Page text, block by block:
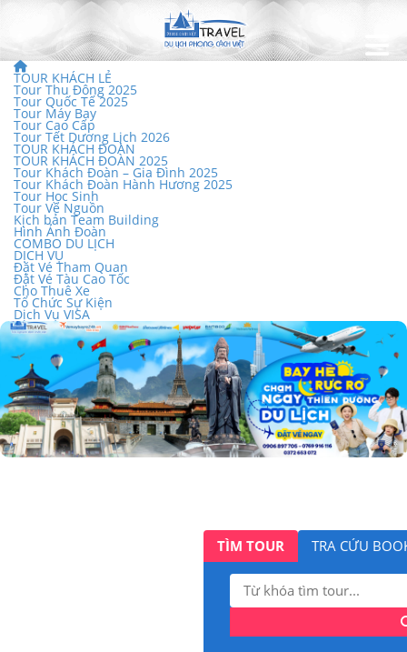
TOUR KHÁCH LẺ
Tour Thu Đông 2025
Tour Quốc Tế 2025
Tour Máy Bay
Tour Cao Cấp
Tour Tết Dương Lịch 2026
TOUR KHÁCH ĐOÀN
TOUR KHÁCH ĐOÀN 2025
Tour Khách Đoàn – Gia Đình 2025
Tour Khách Đoàn Hành Hương 2025
Tour Học Sinh
Tour Về Nguồn
Kịch bản Team Building
Hình Ảnh Đoàn
COMBO DU LỊCH
DỊCH VỤ
Đặt Vé Tham Quan
Đặt Vé Tàu Cao Tốc
Cho Thuê Xe
Tổ Chức Sự Kiện
Dịch Vụ VISA
TÌM TOUR TRA CỨU
Tìm
kiếm: